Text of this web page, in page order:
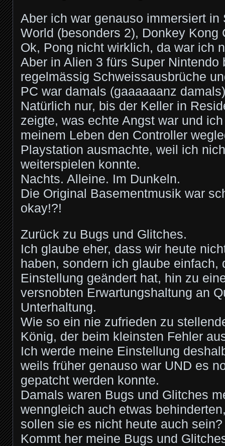
Aber ich war genauso immersiert in
World (besonders 2), Donkey Kong
Ok, Pong nicht wirklich, da war ich
Aber in Alien 3 fürs Super Nintendo
regelmässig Schweissausbrüche
PC war damals (gaaaaaanz
Natürlich nur, bis der Keller in
zeigte, was echte Angst war und
meinem Leben den Controller
Playstation ausmachte, weil ich
weiterspielen konnte.
Nachts. Alleine. Im Dunkeln.
Die Original Basementmusik war
okay!?!
Zurück zu Bugs und Glitches.
Ich glaube eher, dass wir heute
haben, sondern ich glaube einfach,
Einstellung geändert hat, hin zu
versnobten Erwartungshaltung an
Unterhaltung.
Wie so ein nie zufrieden zu
König, der beim kleinsten Fehler
Ich werde meine Einstellung
weils früher genauso war UND es
gepatcht werden konnte.
Damals waren Bugs und Glitches
wenngleich auch etwas
sollen sie es nicht heute auch sein?
Kommt her meine Bugs und